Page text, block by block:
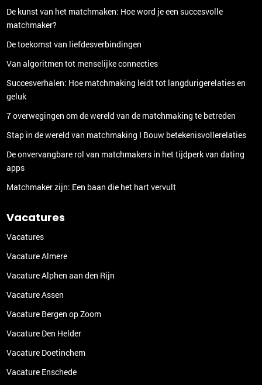
De kunst van het matchmaken: Hoe word je een succesvolle
matchmaker?
De toekomst van liefdesverbindingen
Van algoritmen tot menselijke connecties
Succesverhalen: Hoe matchmaking leidt tot langdurigerelaties en
geluk
7 overwegingen om de wereld van de matchmaking te betreden
Stap in de wereld van matchmaking I Bouw betekenisvollerelaties
De onvervangbare rol van matchmakers in het tijdperk van dating
apps
Matchmaker zijn: Een baan die het hart vervult
Vacatures
Vacatures
Vacature Almere
Vacature Alphen aan den Rijn
Vacature Assen
Vacature Bergen op Zoom
Vacature Den Helder
Vacature Doetinchem
Vacature Enschede